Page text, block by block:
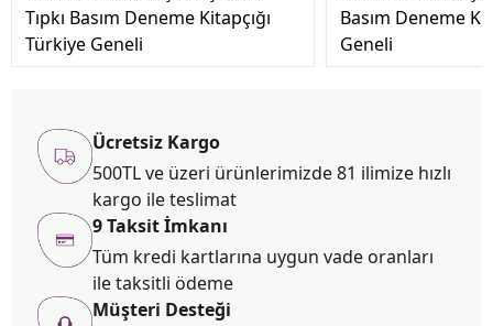
Tıpkı Basım Deneme Kitapçığı
Türkiye Geneli
Basım Deneme
Geneli
Ücretsiz Kargo
500TL ve üzeri ürünlerimizde 81 ilimize hızlı
kargo ile teslimat
9 Taksit İmkanı
Tüm kredi kartlarına uygun vade oranları
ile taksitli ödeme
Müşteri Desteği